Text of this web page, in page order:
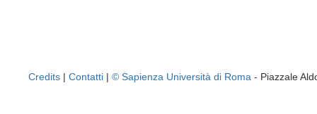
Credits | Contatti | © Sapienza Università di Roma - Piazzale